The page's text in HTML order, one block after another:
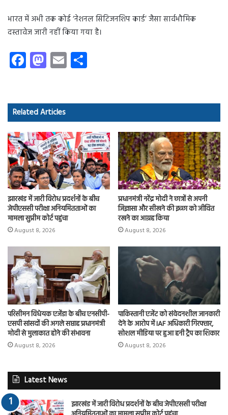
भारत में अभी तक कोई ‘नेशनल सिटिजनशिप कार्ड’ जैसा सार्वभौमिक
दस्तावेज जारी नहीं किया गया है।
Fa
ce
o
ok
M
as
d
o
n
E
m
Related Articles
झारखंड में जारी विरोध प्रदर्शनों के बीच
जेपीएससी परीक्षा अनियमितताओं का
मामला सुप्रीम कोर्ट पहुंचा
August 8, 2026
प्रधानमंत्री नरेंद्र मोदी ने छात्रों से अपनी
जिज्ञासा और सीखने की इच्छा को जीवित
रखने का आग्रह किया
August 8, 2026
परिसीमन विधेयक एजेंडा के बीच एनसीपी-
एसपी सांसदों की अगले सप्ताह प्रधानमंत्री
मोदी से मुलाकात होने की संभावना
August 8, 2026
पाकिस्तानी एजेंट को संवेदनशील जानकारी
देने के आरोप में IAF अधिकारी गिरफ्तार,
सोशल मीडिया पर हुआ हनी ट्रैप का शिकार
August 8, 2026
Latest News
झारखंड में जारी विरोध प्रदर्शनों के बीच जेपीएससी परीक्षा